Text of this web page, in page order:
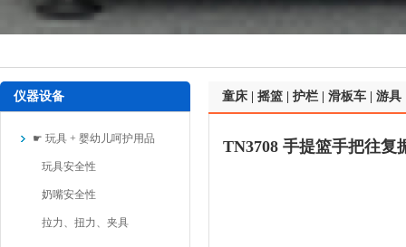
仪器设备
☛ 玩具 + 婴幼儿呵护用品
玩具安全性
奶嘴安全性
拉力、扭力、夹具
童床 | 摇篮 | 护栏 | 滑板车 | 游具
TN3708 手提篮手把往复